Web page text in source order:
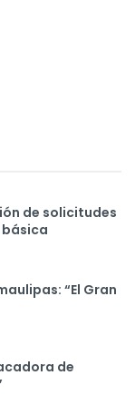
de solicitudes
“El Gran
de